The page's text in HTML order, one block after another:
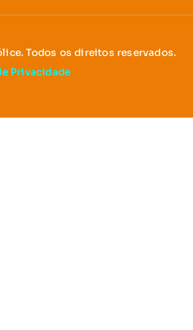
Todos os direitos reservados.
Privacidade